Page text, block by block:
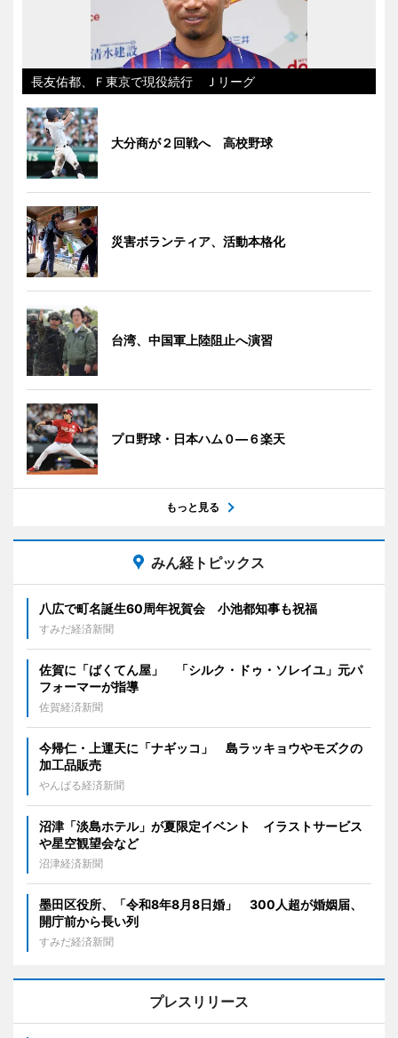
長友佑都、Ｆ東京で現役続行 Ｊリーグ
大分商が２回戦へ 高校野球
災害ボランティア、活動本格化
台湾、中国軍上陸阻止へ演習
プロ野球・日本ハム０―６楽天
もっと見る
みん経トピックス
八広で町名誕生60周年祝賀会 小池都知事も祝福
すみだ経済新聞
佐賀に「ばくてん屋」 「シルク・ドゥ・ソレイユ」元パ
フォーマーが指導
佐賀経済新聞
今帰仁・上運天に「ナギッコ」 島ラッキョウやモズクの
加工品販売
やんばる経済新聞
沼津「淡島ホテル」が夏限定イベント イラストサービス
や星空観望会など
沼津経済新聞
墨田区役所、「令和8年8月8日婚」 300人超が婚姻届、
開庁前から長い列
すみだ経済新聞
プレスリリース